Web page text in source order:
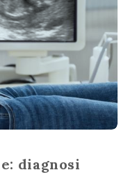
diagnosi